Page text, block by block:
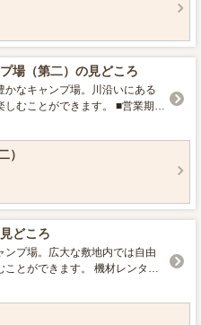
トエリア,直火,駐車場,トイレ ■
ができる,釣りができる 、
場（第二）の見どころ
かなキャンプ場。川沿いにある
とができます。 ■営業期間
■ロケーション 高
,星空がきれい ■環境・サ
）
どころ
ンプ場。広大な敷地内では自由
きます。 機材レンタル
業期間／営業時間
付は午前9時から午後5時まで